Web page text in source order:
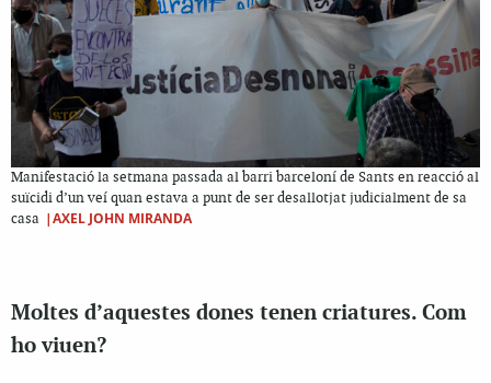
Manifestació la setmana passada al barri barceloní de Sants en reacció al
suïcidi d’un veí quan estava a punt de ser desallotjat judicialment de sa
casa |AXEL JOHN MIRANDA
Moltes d’aquestes dones tenen criatures. Com
ho viuen?